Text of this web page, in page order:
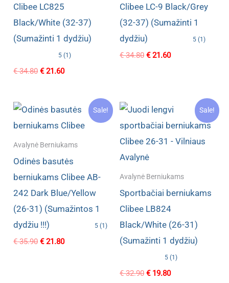
Clibee LC825
Black/White (32-37)
(Sumažinti 1 dydžiu)
5 (1)
€34.80 Original
€21.60Current
Clibee LC-9 Black/Grey
(32-37) (Sumažinti 1
dydžiu)
5 (1)
€34.80 Original
€21.60Current
Sale!
Avalynė Berniukams
Odinės basutės
berniukams Clibee AB-
242 Dark Blue/Yellow
(26-31) (Sumažintos 1
dydžiu !!!)
5 (1)
€35.90 Original
€21.80Current
Sale!
Avalynė Berniukams
Sportbačiai berniukams
Clibee LB824
Black/White (26-31)
(Sumažinti 1 dydžiu)
5 (1)
€32.90 Original
€19.80Current